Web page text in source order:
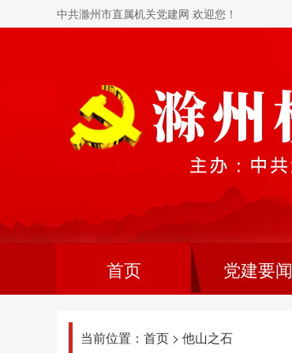
中共滁州市直属机关党建网 欢迎您！
首页 党建要闻
当前位置： 首页 > 他山之石